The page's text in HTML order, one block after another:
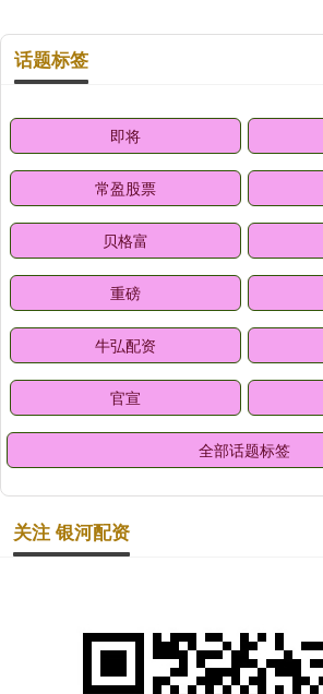
话题标签
即将
常盈股票
贝格富
重磅
牛弘配资
官宣
全部话题标签
关注 银河配资